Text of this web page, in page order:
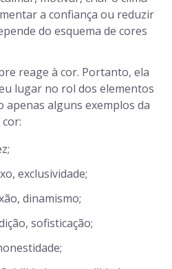
a confiança ou reduzir
do esquema de cores
reage à cor. Portanto, ela
lugar no rol dos elementos
apenas alguns exemplos da
exclusividade;
dinamismo;
sofisticação;